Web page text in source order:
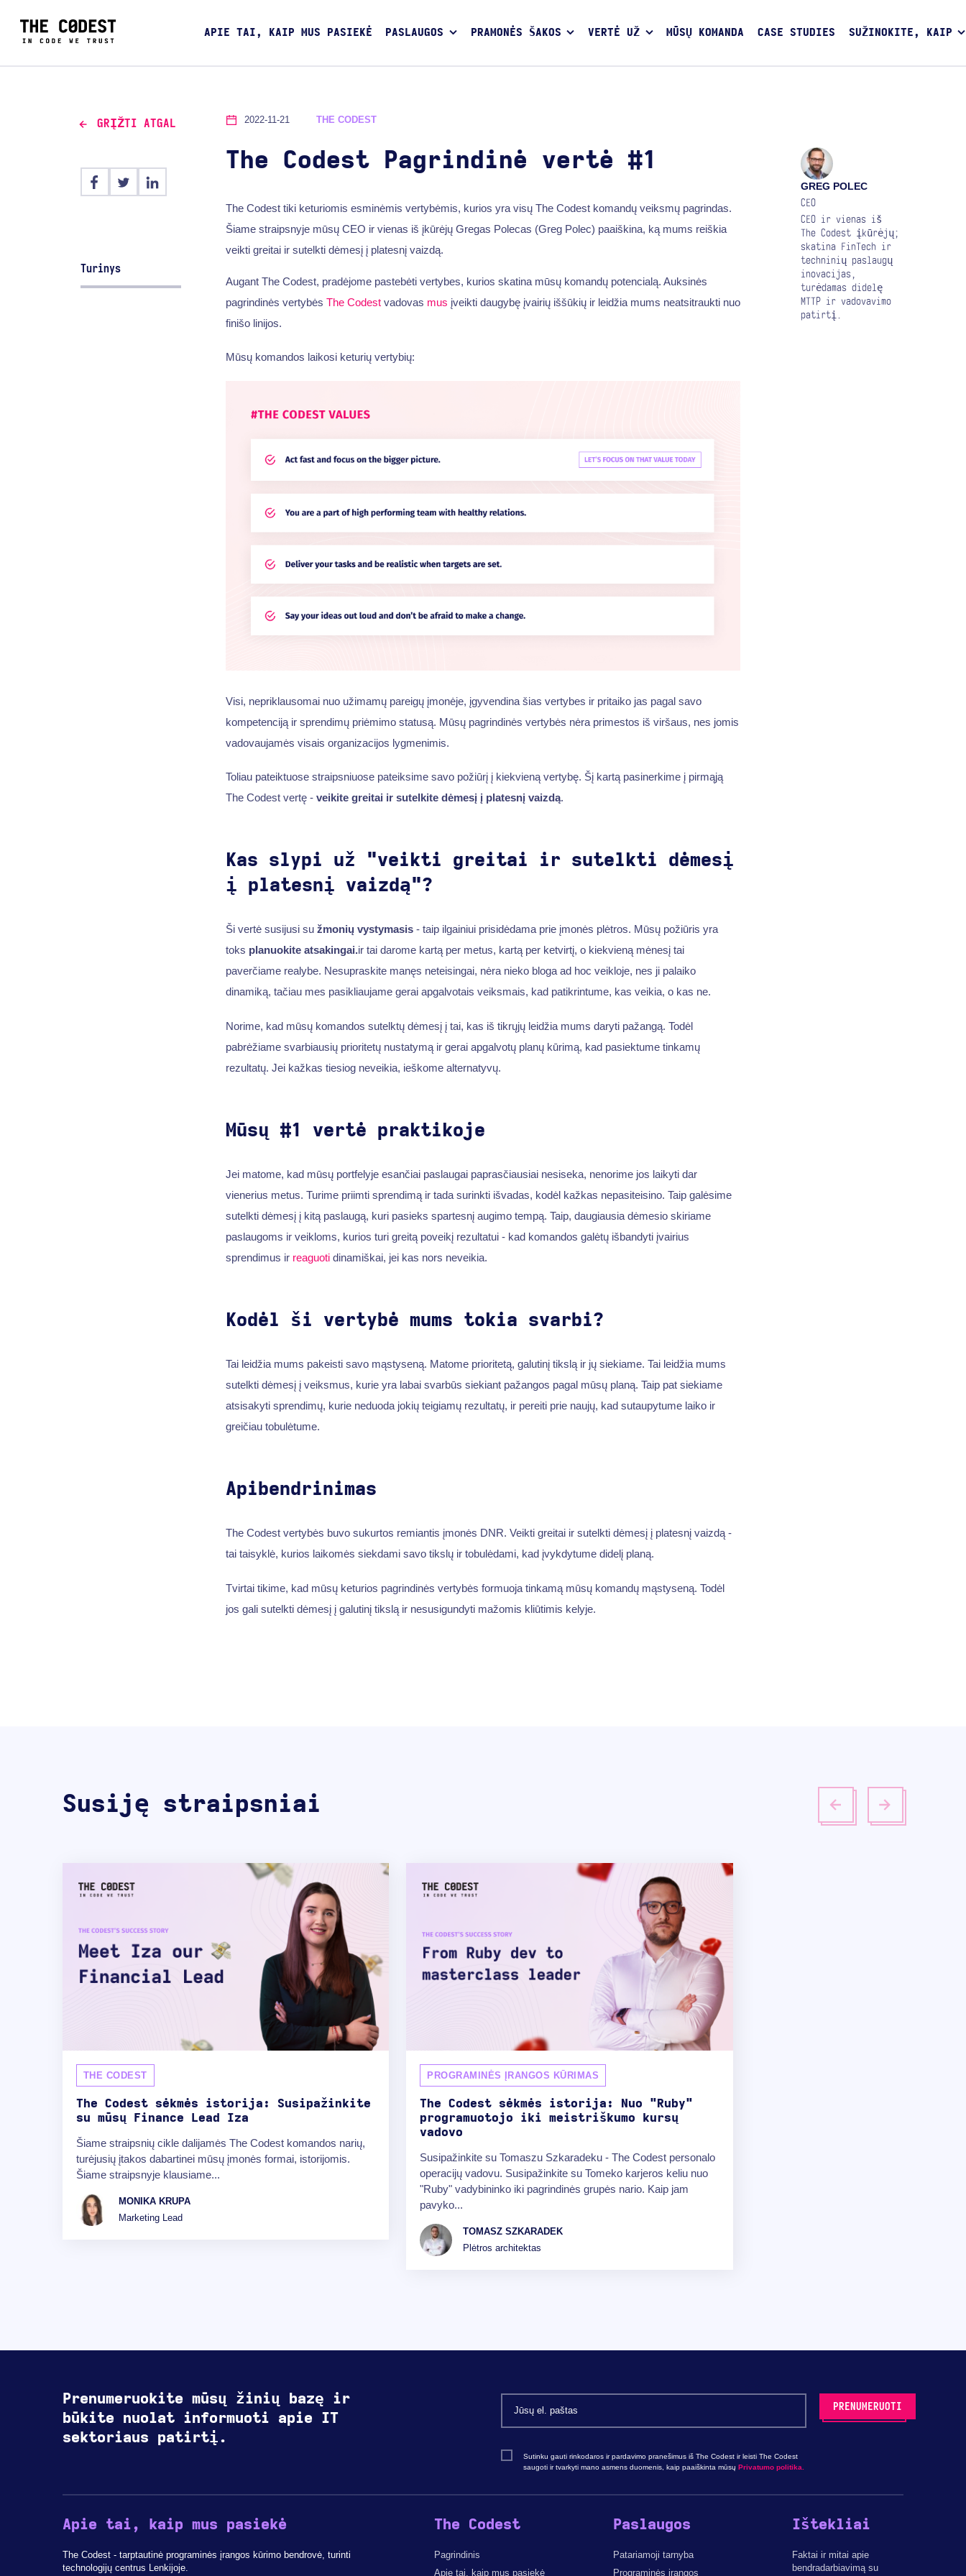
APIE TAI, KAIP MUS PASIEKĖ PASLAUGOS PRAMONĖS ŠAKOS VERTĖ UŽ MŪSŲ KOMANDA CASE STUDIES SUŽINOKITE, KAIP
GRĮŽTI ATGAL
Turinys
2022-11-21 THE CODEST
The Codest Pagrindinė vertė #1
GREG POLEC
CEO
CEO ir vienas iš
The Codest įkūrėjų;
skatina FinTech ir
techninių paslaugų
inovacijas,
turėdamas didelę
MTTP ir vadovavimo
patirtį.
The Codest tiki keturiomis esminėmis vertybėmis, kurios yra visų The Codest komandų veiksmų pagrindas.
Šiame straipsnyje mūsų CEO ir vienas iš įkūrėjų Gregas Polecas (Greg Polec) paaiškina, ką mums reiškia
veikti greitai ir sutelkti dėmesį į platesnį vaizdą.
Augant The Codest, pradėjome pastebėti vertybes, kurios skatina mūsų komandų potencialą. Auksinės
pagrindinės vertybės The Codestvadovas mus įveikti daugybę įvairių iššūkių ir leidžia mums neatsitraukti nuo
finišo linijos.
Mūsų komandos laikosi keturių vertybių:
Visi, nepriklausomai nuo užimamų pareigų įmonėje, įgyvendina šias vertybes ir pritaiko jas pagal savo
kompetenciją ir sprendimų priėmimo statusą. Mūsų pagrindinės vertybės nėra primestos iš viršaus, nes jomis
vadovaujamės visais organizacijos lygmenimis.
Toliau pateiktuose straipsniuose pateiksime savo požiūrį į kiekvieną vertybę. Šį kartą pasinerkime į pirmąją
The Codest vertę - veikite greitai ir sutelkite dėmesį į platesnį vaizdą.
Kas slypi už "veikti greitai ir sutelkti dėmesį
į platesnį vaizdą"?
Ši vertė susijusi su žmonių vystymasis- taip ilgainiui prisidėdama prie įmonės plėtros. Mūsų požiūris yra
toks planuokite atsakingai.ir tai darome kartą per metus, kartą per ketvirtį, o kiekvieną mėnesį tai
paverčiame realybe. Nesupraskite manęs neteisingai, nėra nieko bloga ad hoc veikloje, nes ji palaiko
dinamiką, tačiau mes pasikliaujame gerai apgalvotais veiksmais, kad patikrintume, kas veikia, o kas ne.
Norime, kad mūsų komandos sutelktų dėmesį į tai, kas iš tikrųjų leidžia mums daryti pažangą. Todėl
pabrėžiame svarbiausių prioritetų nustatymą ir gerai apgalvotų planų kūrimą, kad pasiektume tinkamų
rezultatų. Jei kažkas tiesiog neveikia, ieškome alternatyvų.
Mūsų #1 vertė praktikoje
Jei matome, kad mūsų portfelyje esančiai paslaugai paprasčiausiai nesiseka, nenorime jos laikyti dar
vienerius metus. Turime priimti sprendimą ir tada surinkti išvadas, kodėl kažkas nepasiteisino. Taip galėsime
sutelkti dėmesį į kitą paslaugą, kuri pasieks spartesnį augimo tempą. Taip, daugiausia dėmesio skiriame
paslaugoms ir veikloms, kurios turi greitą poveikį rezultatui - kad komandos galėtų išbandyti įvairius
sprendimus ir reaguotidinamiškai, jei kas nors neveikia.
Kodėl ši vertybė mums tokia svarbi?
Tai leidžia mums pakeisti savo mąstyseną. Matome prioritetą, galutinį tikslą ir jų siekiame. Tai leidžia mums
sutelkti dėmesį į veiksmus, kurie yra labai svarbūs siekiant pažangos pagal mūsų planą. Taip pat siekiame
atsisakyti sprendimų, kurie neduoda jokių teigiamų rezultatų, ir pereiti prie naujų, kad sutaupytume laiko ir
greičiau tobulėtume.
Apibendrinimas
The Codest vertybės buvo sukurtos remiantis įmonės DNR. Veikti greitai ir sutelkti dėmesį į platesnį vaizdą -
tai taisyklė, kurios laikomės siekdami savo tikslų ir tobulėdami, kad įvykdytume didelį planą.
Tvirtai tikime, kad mūsų keturios pagrindinės vertybės formuoja tinkamą mūsų komandų mąstyseną. Todėl
jos gali sutelkti dėmesį į galutinį tikslą ir nesusigundyti mažomis kliūtimis kelyje.
Susiję straipsniai
THE CODEST
The Codest sėkmės istorija: Susipažinkite
su mūsų Finance Lead Iza
Šiame straipsnių cikle dalijamės The Codest komandos narių,
turėjusių įtakos dabartinei mūsų įmonės formai, istorijomis.
Šiame straipsnyje klausiame...
MONIKA KRUPA
Marketing Lead
PROGRAMINĖS ĮRANGOS KŪRIMAS
The Codest sėkmės istorija: Nuo "Ruby"
programuotojo iki meistriškumo kursų
vadovo
Susipažinkite su Tomaszu Szkaradeku - The Codest personalo
operacijų vadovu. Susipažinkite su Tomeko karjeros keliu nuo
"Ruby" vadybininko iki pagrindinės grupės nario. Kaip jam
pavyko...
TOMASZ SZKARADEK
Plėtros architektas
Prenumeruokite mūsų žinių bazę ir
būkite nuolat informuoti apie IT
sektoriaus patirtį.
Sutinku gauti rinkodaros ir pardavimo pranešimus iš The Codest ir leisti The Codest
saugoti ir tvarkyti mano asmens duomenis, kaip paaiškinta mūsųPrivatumo politika.
Apie tai, kaip mus pasiekė
The Codest - tarptautinė programinės įrangos kūrimo bendrovė, turinti
technologijų centrus Lenkijoje.
The Codest
Pagrindinis
Apie tai, kaip mus pasiekė
Paslaugos
Patariamoji tarnyba
Programinės įrangos
Ištekliai
Faktai ir mitai apie
bendradarbiavimą su